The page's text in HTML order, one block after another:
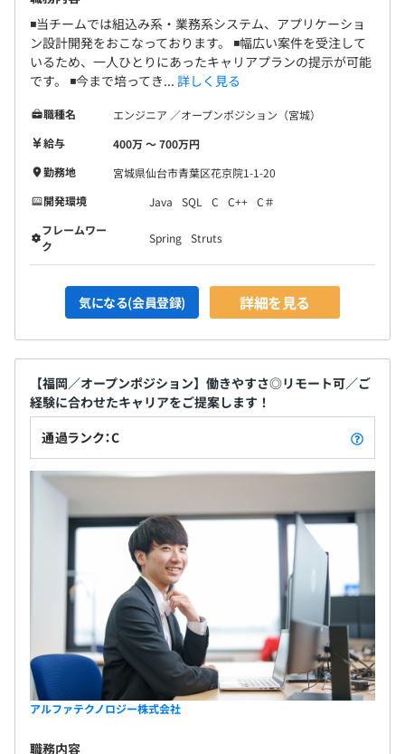
◾️当チームでは組込み系・業務系システム、アプリケーショ
ン設計開発をおこなっております。 ◾️幅広い案件を受注して
いるため、一人ひとりにあったキャリアプランの提示が可能
です。 ◾️今まで培ってき... 詳しく見る
職種名
エンジニア ／オープンポジション（宮城）
給与
400万 〜 700万円
勤務地
宮城県仙台市青葉区花京院1-1-20
開発環境
Java SQL C C++ C＃
フレームワー
ク
Spring Struts
気になる(会員登録) 詳細を見る
【福岡／オープンポジション】働きやすさ◎リモート可／ご
経験に合わせたキャリアをご提案します！
通過ランク：C
アルファテクノロジー株式会社
職務内容